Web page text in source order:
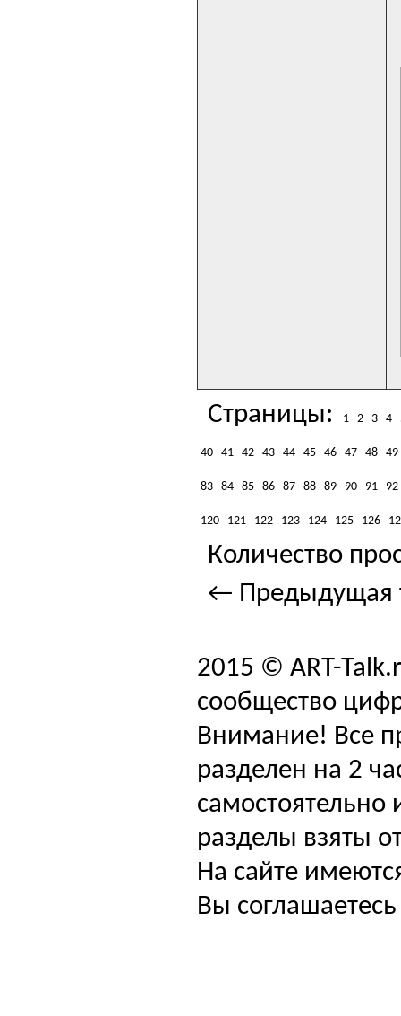
Страницы: 1 2 3 4
40 41 42 43 44 45 46 47 48 49
83 84 85 86 87 88 89 90 91 92
120 121 122 123 124 125 126
Количество
← Предыдущая
2015 © ART-
сообщество
Внимание! Все
разделен на 2
самостоятельно
разделы взяты
На сайте
Вы